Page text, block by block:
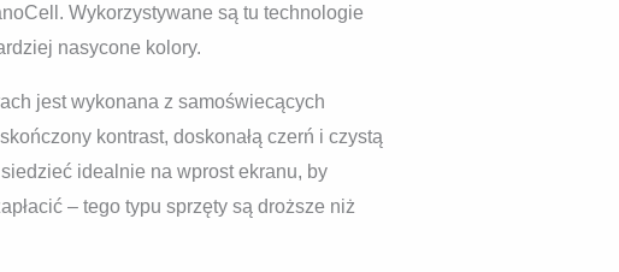
Wykorzystywane są tu technologie
nasycone kolory.
jest wykonana z samoświecących
kontrast, doskonałą czerń i czystą
idealnie na wprost ekranu, by
– tego typu sprzęty są droższe niż